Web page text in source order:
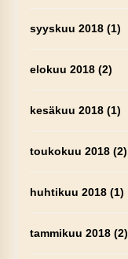
syyskuu 2018(1)
elokuu 2018(2)
kesäkuu 2018(1)
toukokuu 2018(2)
huhtikuu 2018(1)
tammikuu 2018(2)